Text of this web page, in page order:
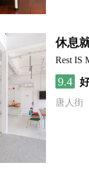
休息
Rest IS
9.4
唐人街